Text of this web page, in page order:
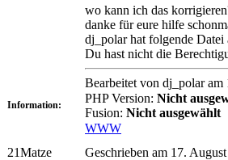
wo kann ich das
danke für eure hilfe
dj_polar hat folgende Datei
Du hast nicht die
Bearbeitet von dj_polar
Information: PHP Version: Nicht
Fusion: Nicht ausgewählt
WWW
21Matze
Geschrieben am 17.